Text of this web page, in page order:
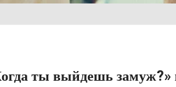
ты выйдешь замуж?»